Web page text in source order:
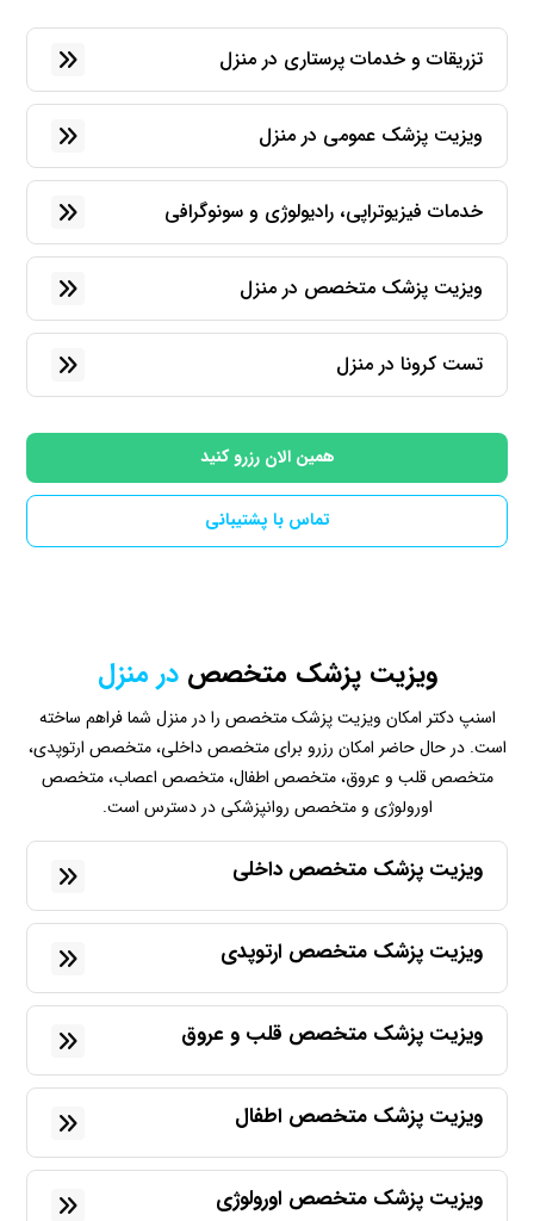
تزریقات و خدمات پرستاری در منزل
ویزیت پزشک عمومی در منزل
خدمات فیزیوتراپی، رادیولوژی و سونوگرافی
ویزیت پزشک متخصص در منزل
تست کرونا در منزل
همین الان رزرو کنید
تماس با پشتیبانی
ویزیت پزشک متخصصدر منزل
اسنپ دکتر امکان ویزیت پزشک متخصص را در منزل شما فراهم ساخته
است. در حال حاضر امکان رزرو برای متخصص داخلی، متخصص ارتوپدی،
متخصص قلب و عروق، متخصص اطفال، متخصص اعصاب، متخصص
اورولوژی و متخصص روانپزشکی در دسترس است.
ویزیت پزشک متخصص داخلی
ویزیت پزشک متخصص ارتوپدی
ویزیت پزشک متخصص قلب و عروق
ویزیت پزشک متخصص اطفال
ویزیت پزشک متخصص اورولوژی